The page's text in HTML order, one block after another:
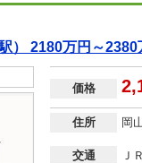
） 2180万円～2380
価格
住所 岡
交通
Ｊ